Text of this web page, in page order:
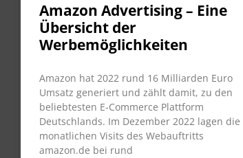
Amazon Advertising – Eine
Übersicht der
Werbemöglichkeiten
Amazon hat 2022 rund 16 Milliarden Euro
Umsatz generiert und zählt damit, zu den
beliebtesten E-Commerce Plattform
Deutschlands. Im Dezember 2022 lagen die
monatlichen Visits des Webauftritts
amazon.de bei rund